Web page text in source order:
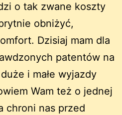
o tak zwane koszty
obniżyć,
Dzisiaj mam dla
patentów na
i małe wyjazdy
Wam też o jednej
chroni nas przed